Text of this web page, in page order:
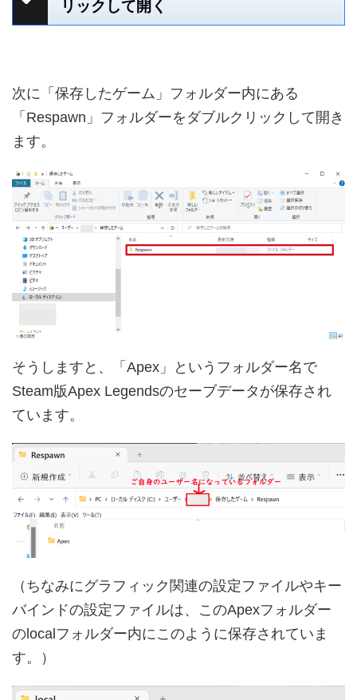
リックして開く
次に「保存したゲーム」フォルダー内にある
「Respawn」フォルダーをダブルクリックして開き
ます。
そうしますと、「Apex」というフォルダー名で
Steam版Apex Legendsのセーブデータが保存され
ています。
（ちなみにグラフィック関連の設定ファイルやキー
バインドの設定ファイルは、このApexフォルダー
のlocalフォルダー内にこのように保存されていま
す。）